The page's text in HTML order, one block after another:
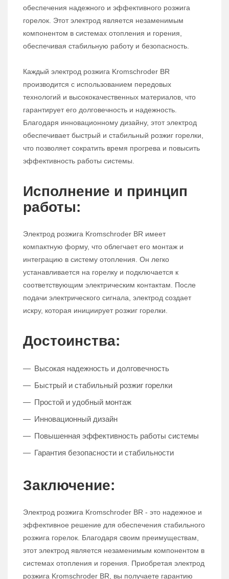
обеспечения надежного и эффективного розжига
горелок. Этот электрод является незаменимым
компонентом в системах отопления и горения,
обеспечивая стабильную работу и безопасность.
Каждый электрод розжига Kromschroder BR
производится с использованием передовых
технологий и высококачественных материалов, что
гарантирует его долговечность и надежность.
Благодаря инновационному дизайну, этот электрод
обеспечивает быстрый и стабильный розжиг горелки,
что позволяет сократить время прогрева и повысить
эффективность работы системы.
Исполнение и принцип
работы:
Электрод розжига Kromschroder BR имеет
компактную форму, что облегчает его монтаж и
интеграцию в систему отопления. Он легко
устанавливается на горелку и подключается к
соответствующим электрическим контактам. После
подачи электрического сигнала, электрод создает
искру, которая инициирует розжиг горелки.
Достоинства:
Высокая надежность и долговечность
Быстрый и стабильный розжиг горелки
Простой и удобный монтаж
Инновационный дизайн
Повышенная эффективность работы системы
Гарантия безопасности и стабильности
Заключение:
Электрод розжига Kromschroder BR - это надежное и
эффективное решение для обеспечения стабильного
розжига горелок. Благодаря своим преимуществам,
этот электрод является незаменимым компонентом в
системах отопления и горения. Приобретая электрод
розжига Kromschroder BR, вы получаете гарантию